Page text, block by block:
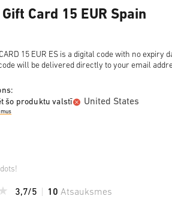
Card 15 EUR Spain
15 EUR ES is a digital code with no expiry
will be delivered directly to your email
šo produktu valstī
United States
3,7/5 10 Atsauksmes